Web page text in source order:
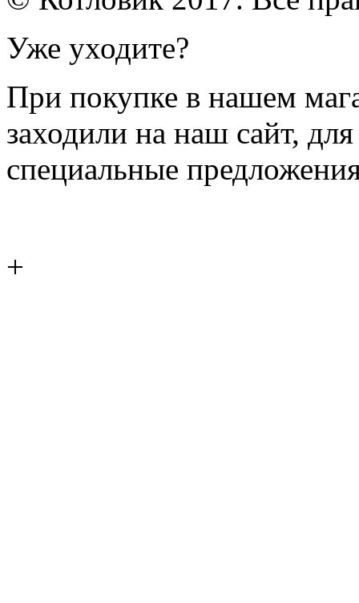
Уже уходите?
При покупке в нашем
заходили на наш сайт,
специальные
+